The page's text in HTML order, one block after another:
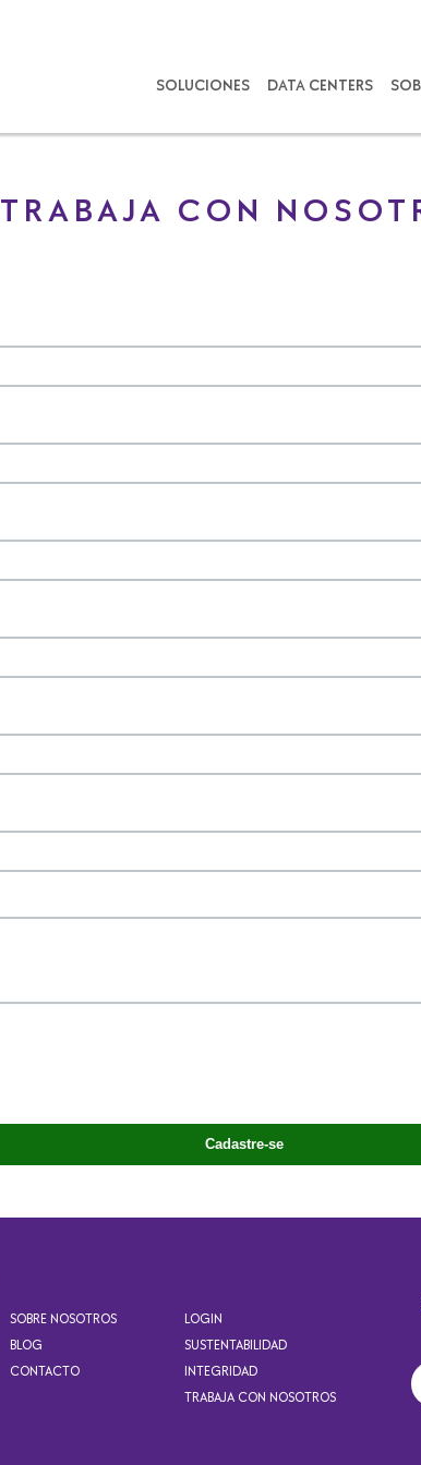
SOLUCIONES DATA CENTERS
TRABAJA CON
SOBRE NOSOTROS
BLOG
CONTACTO
LOGIN
SUSTENTABILIDAD
INTEGRIDAD
TRABAJA CON NOSOTROS